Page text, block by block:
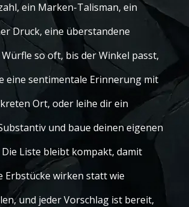
ein Marken-Talisman, ein
Druck, eine überstandene
Würfle so oft, bis der Winkel passt,
eine sentimentale Erinnerung mit
Ort, oder leihe dir ein
und baue deinen eigenen
Die Liste bleibt kompakt, damit
Erbstücke wirken statt wie
und jeder Vorschlag ist bereit,